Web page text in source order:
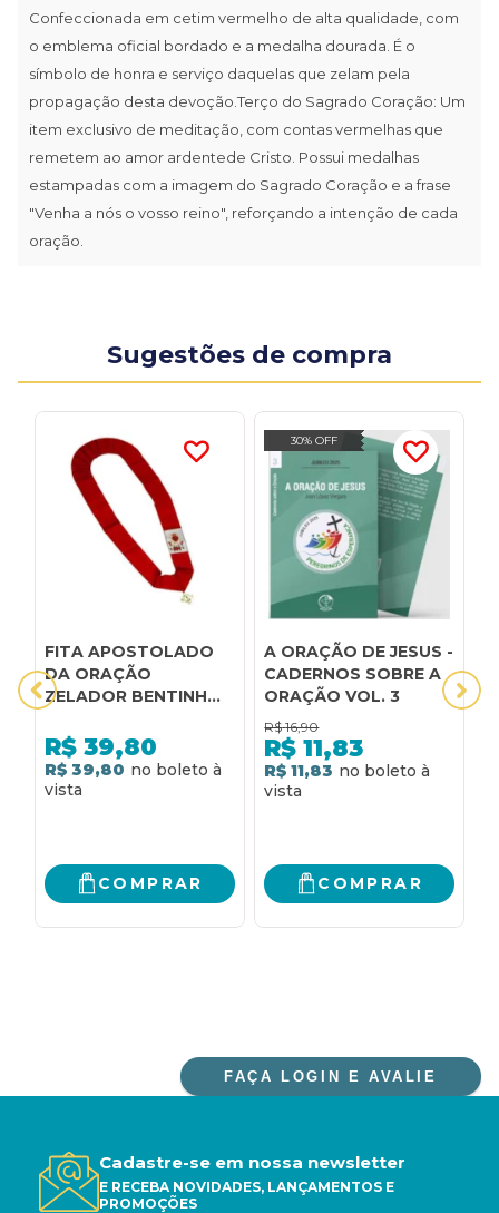
Confeccionada em cetim vermelho de alta qualidade, com
o emblema oficial bordado e a medalha dourada. É o
símbolo de honra e serviço daquelas que zelam pela
propagação desta devoção.Terço do Sagrado Coração: Um
item exclusivo de meditação, com contas vermelhas que
remetem ao amor ardentede Cristo. Possui medalhas
estampadas com a imagem do Sagrado Coração e a frase
"Venha a nós o vosso reino", reforçando a intenção de cada
oração.
Sugestões de compra
FITA APOSTOLADO
DA ORAÇÃO
ZELADOR BENTINHO
CHAMALOTE CRUZ
MEDALHA
R$ 39,80
R$ 39,80
COMPRAR
30% OFF
A ORAÇÃO DE JESUS -
CADERNOS SOBRE A
ORAÇÃO VOL. 3
R$ 16,90
R$ 11,83
R$ 11,83
COMPRAR
FAÇA LOGIN E AVALIE
Cadastre-se em nossa newsletter
E RECEBA NOVIDADES, LANÇAMENTOS E
PROMOÇÕES